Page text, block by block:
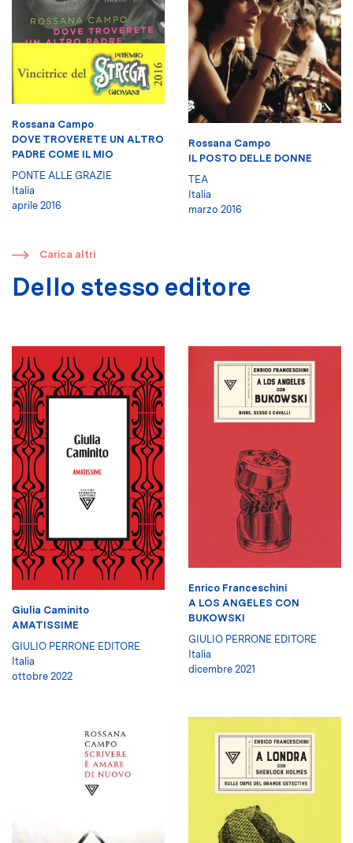
Rossana Campo
DOVE TROVERETE UN ALTRO
PADRE COME IL MIO
PONTE ALLE GRAZIE
Italia
aprile 2016
Rossana Campo
IL POSTO DELLE DONNE
TEA
Italia
marzo 2016
​ Carica altri
Dello stesso editore
Giulia Caminito
AMATISSIME
GIULIO PERRONE EDITORE
Italia
ottobre 2022
Enrico Franceschini
A LOS ANGELES CON
BUKOWSKI
GIULIO PERRONE EDITORE
Italia
dicembre 2021